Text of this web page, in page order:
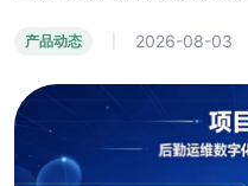
产品动态 2026-08-03